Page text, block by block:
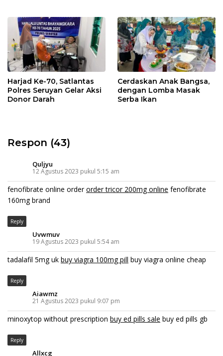
Etika Hukum Pendidikan
Harjad Ke-70, Satlantas
Polres Seruyan Gelar Aksi
Donor Darah
Cerdaskan Anak Bangsa,
dengan Lomba Masak
Serba Ikan
Respon (43)
Quljyu
12 Agustus 2023 pukul 5:15 am
fenofibrate online orderorder tricor 200mg online fenofibrate
160mg brand
Reply
Uvwmuv
19 Agustus 2023 pukul 5:54 am
tadalafil 5mg uk buy viagra 100mg pill buy viagra online cheap
Reply
Aiawmz
21 Agustus 2023 pukul 9:07 pm
minoxytop without prescription buy ed pills sale buy ed pills gb
Reply
Allxcg